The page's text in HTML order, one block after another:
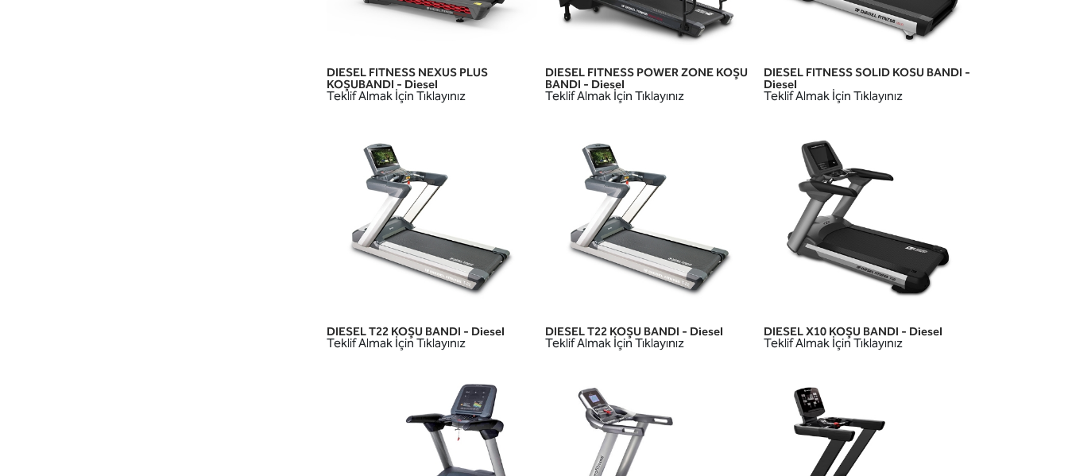
HIZLI GÖRÜNÜM
DIESEL FITNESS NEXUS PLUS
KOŞUBANDI - Diesel
Teklif Almak İçin Tıklayınız
HIZLI GÖRÜNÜM
DIESEL FITNESS POWER ZONE KOŞU
BANDI - Diesel
Teklif Almak İçin Tıklayınız
HIZLI GÖRÜNÜM
DIESEL FITNESS SOLID KOSU BANDI -
Diesel
Teklif Almak İçin Tıklayınız
HIZLI GÖRÜNÜM
DIESEL T22 KOŞU BANDI - Diesel
Teklif Almak İçin Tıklayınız HIZLI GÖRÜNÜM
DIESEL T22 KOŞU BANDI - Diesel
Teklif Almak İçin Tıklayınız HIZLI GÖRÜNÜM
DIESEL X10 KOŞU BANDI - Diesel
Teklif Almak İçin Tıklayınız